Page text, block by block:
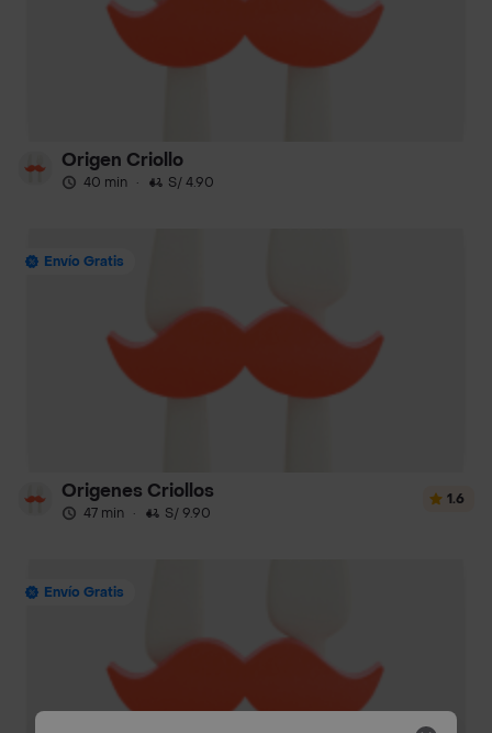
Origen Criollo
40 min · S/ 4.90
Envío Gratis
Origenes Criollos
47 min · S/ 9.90
1.6
Envío Gratis